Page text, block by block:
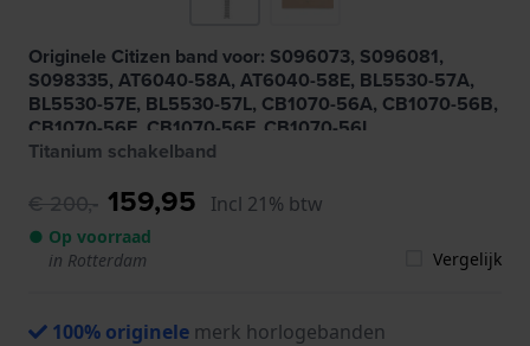
Originele Citizen band voor: S096073, S096081,
S098335, AT6040-58A, AT6040-58E, BL5530-57A,
BL5530-57E, BL5530-57L, CB1070-56A, CB1070-56B,
CB1070-56E, CB1070-56F, CB1070-56L
Titanium schakelband
€ 200,- 159,95 Incl 21% btw
● Op voorraad
in Rotterdam
Vergelijk
100% originele merk horlogebanden